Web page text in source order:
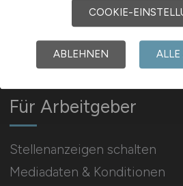
Social Media & Networks
Gleichberechtigung & Vielfalt
Für Arbeitgeber
Stellenanzeigen schalten
Mediadaten & Konditionen
COOKIE-
ABLEHNEN